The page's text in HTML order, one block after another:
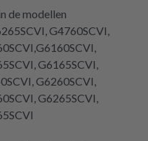
de modellen
G4760SCVI,
G6165SCVI,
G6260SCVI,
G6265SCVI,